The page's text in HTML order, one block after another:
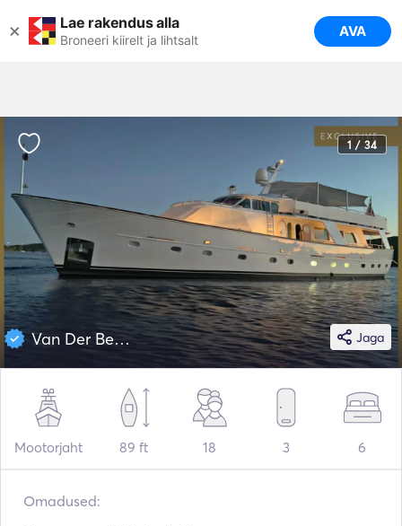
× Lae rakendus alla
Broneeri kiirelt ja lihtsalt AVA
1 / 34
Jaga
Van Der Beldt 89
Mootorjaht 89 ft 18 3 6
Omadused: